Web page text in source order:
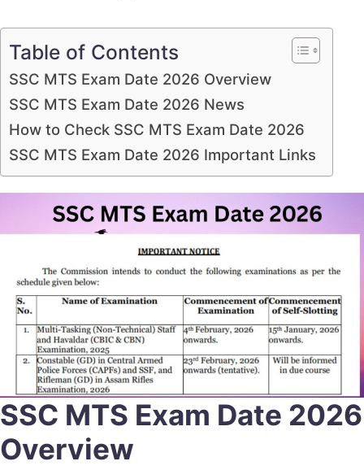
Table of Contents
SSC MTS Exam Date 2026 Overview
SSC MTS Exam Date 2026 News
How to Check SSC MTS Exam Date 2026
SSC MTS Exam Date 2026 Important Links
SSC MTS Exam Date 2026
Overview